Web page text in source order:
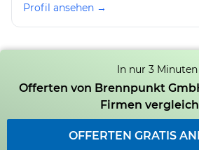
Profil ansehen →
In nur 3 Minuten
Offerten von Brennpunkt
Firmen
OFFERTEN GRATIS